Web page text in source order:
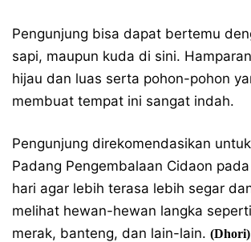
Pengunjung bisa dapat bertemu
sapi, maupun kuda di sini.
hijau dan luas serta pohon-pohon
membuat tempat ini sangat indah.
Pengunjung direkomendasikan
Padang Pengembalaan Cidaon
hari agar lebih terasa lebih segar
melihat hewan-hewan langka
merak, banteng, dan lain-lain. (Dhori)